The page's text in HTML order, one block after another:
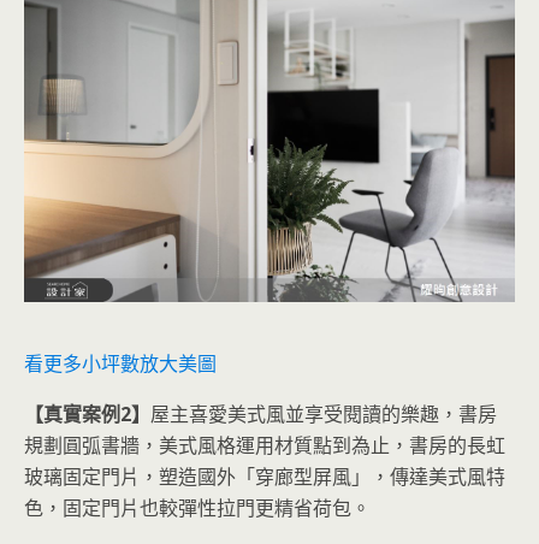
看更多小坪數放大美圖
【真實案例2】 屋主喜愛美式風並享受閱讀的樂趣，書房
規劃圓弧書牆，美式風格運用材質點到為止，書房的長虹
玻璃固定門片，塑造國外「穿廊型屏風」，傳達美式風特
色，固定門片也較彈性拉門更精省荷包。